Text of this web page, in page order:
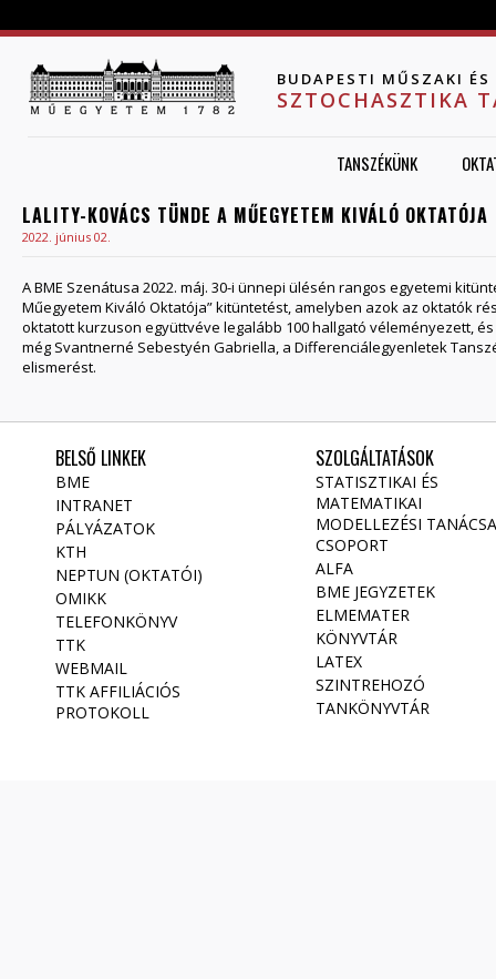
BUDAPESTI MŰSZAKI
SZTOCHASZTIKA
TANSZÉKÜNK
LALITY-KOVÁCS TÜNDE A MŰEGYETEM KIVÁLÓ OKTATÓJA
2022. június 02.
A BME Szenátusa 2022. máj. 30-i ünnepi ülésén rangos egyetemi
Műegyetem Kiváló Oktatója” kitüntetést, amelyben azok az oktatók
oktatott kurzuson együttvéve legalább 100 hallgató véleményezett,
még Svantnerné Sebestyén Gabriella, a Differenciálegyenletek
elismerést.
BELSŐ LINKEK
BME
INTRANET
PÁLYÁZATOK
KTH
NEPTUN (OKTATÓI)
OMIKK
TELEFONKÖNYV
TTK
WEBMAIL
TTK AFFILIÁCIÓS
PROTOKOLL
SZOLGÁLTATÁSOK
STATISZTIKAI ÉS
MATEMATIKAI
MODELLEZÉSI
CSOPORT
ALFA
BME JEGYZETEK
ELMEMATER
KÖNYVTÁR
LATEX
SZINTREHOZÓ
TANKÖNYVTÁR